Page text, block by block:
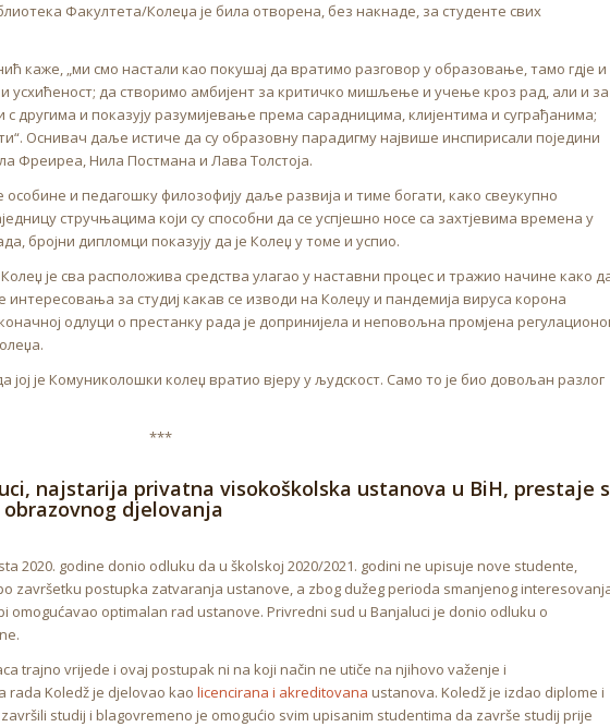
Факултета/Колеџа је била отворена, без накнаде, за студенте свих
каже, „ми смо настали као покушај да вратимо разговор у образовање, тамо гдје и
усхићеност; да створимо амбијент за критичко мишљење и учење кроз рад, али и за
с другима и показују разумијевање према сарадницима, клијентима и суграђанима;
Оснивач даље истиче да су образовну парадигму највише инспирисали поједини
Фреиреа, Нила Постмана и Лава Толстоја.
и педагошку филозофију даље развија и тиме богати, како свеукупно
стручњацима који су способни да се успјешно носе са захтјевима времена у
бројни дипломци показују да је Колеџ у томе и успио.
је сва расположива средства улагао у наставни процес и тражио начине како
за студиј какав се изводи на Колеџу и пандемија вируса корона
одлуци о престанку рада је допринијела и неповољна промјена
јој је Комуниколошки колеџ вратио вјеру у људскост. Само то је био довољан разлог
***
najstarija privatna visokoškolska ustanova u BiH, prestaje s
djelovanja
2020. godine donio odluku da u školskoj 2020/2021. godini ne upisuje nove studente,
završetku postupka zatvaranja ustanove, a zbog dužeg perioda smanjenog
optimalan rad ustanove. Privredni sud u Banjaluci je donio odluku o
trajno vrijede i ovaj postupak ni na koji način ne utiče na njihovo važenje i
rada Koledž je djelovao kao licencirana i akreditovana ustanova. Koledž je izdao diplome i
studij i blagovremeno je omogućio svim upisanim studentima da završe studij prije